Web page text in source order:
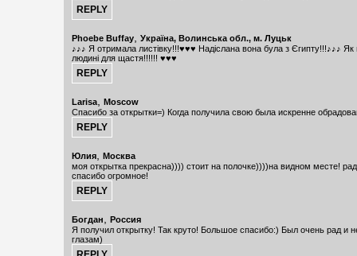
Phoebe Buffay, Україна, Волинська обл., м. Луцьк
♪♪♪ Я отримала листівку!!!♥♥♥ Надіслана вона була з Єгипту!!!♪♪♪ Як
людині для щастя!!!!!! ♥♥♥
Larisa, Moscow
Спасибо за открытки=) Когда получила свою была искренне
Юлия, Москва
моя открытка прекрасна)))) стоит на полочке))))на видном месте!
спасибо огромное!
Богдан, Россия
Я получил открытку! Так круто! Большое спасибо:) Был очень рад и
глазам)